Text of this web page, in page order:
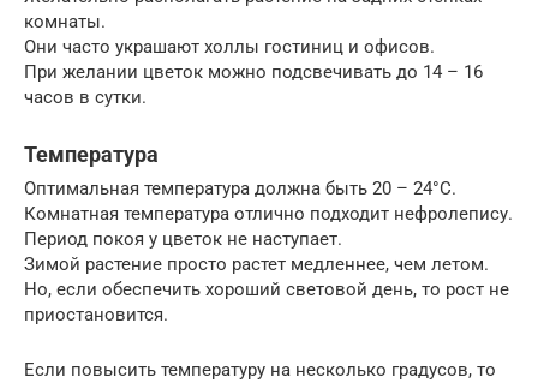
комнаты.
Они часто украшают холлы гостиниц и офисов.
При желании цветок можно подсвечивать до 14 – 16
часов в сутки.
Температура
Оптимальная температура должна быть 20 – 24°С.
Комнатная температура отлично подходит нефролепису.
Период покоя у цветок не наступает.
Зимой растение просто растет медленнее, чем летом.
Но, если обеспечить хороший световой день, то рост не
приостановится.
Если повысить температуру на несколько градусов, то